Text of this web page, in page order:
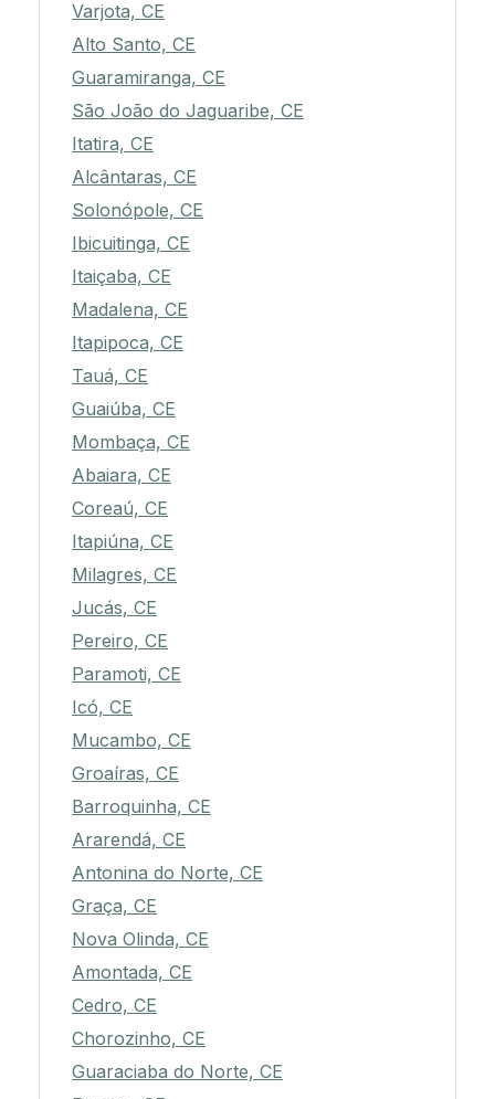
Varjota, CE
Alto Santo, CE
Guaramiranga, CE
São João do Jaguaribe, CE
Itatira, CE
Alcântaras, CE
Solonópole, CE
Ibicuitinga, CE
Itaiçaba, CE
Madalena, CE
Itapipoca, CE
Tauá, CE
Guaiúba, CE
Mombaça, CE
Abaiara, CE
Coreaú, CE
Itapiúna, CE
Milagres, CE
Jucás, CE
Pereiro, CE
Paramoti, CE
Icó, CE
Mucambo, CE
Groaíras, CE
Barroquinha, CE
Ararendá, CE
Antonina do Norte, CE
Graça, CE
Nova Olinda, CE
Amontada, CE
Cedro, CE
Chorozinho, CE
Guaraciaba do Norte, CE